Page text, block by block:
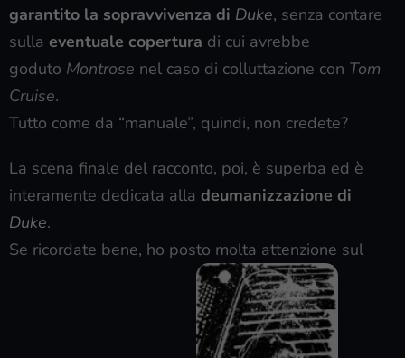
garantito la sopravvivenza di Duke, senza contare
sulla eventuale copertura di cui avrebbe
goduto Montrose nel caso di colluttazione con Tom
Cruise.
Tutto come da “manuale”, quindi, non credete?
La scena finale del racconto, poi, è superba ed è
interamente dedicata alla deumanizzazione di
Duke.
Se ricordate bene, ho posto molta attenzione sul